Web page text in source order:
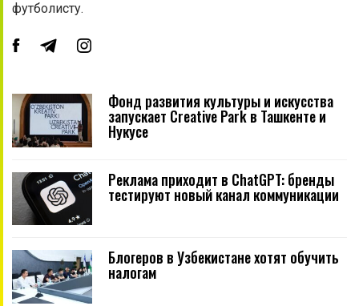
футболисту.
Фонд развития культуры и искусства
запускает Creative Park в Ташкенте и
Нукусе
Реклама приходит в ChatGPT: бренды
тестируют новый канал коммуникации
Блогеров в Узбекистане хотят обучить
налогам